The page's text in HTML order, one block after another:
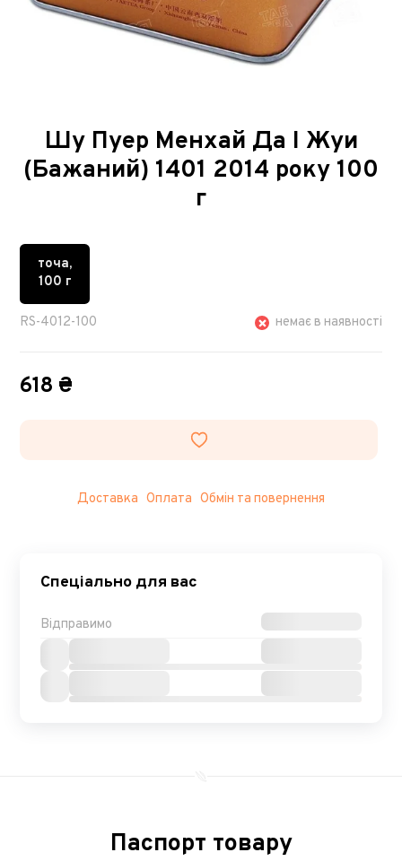
Шу Пуер Менхай Да І Жуи
(Бажаний) 1401 2014 року 100
г
точа,
100 г
RS-4012-100 немає в наявності
618 ₴
Доставка Оплата Обмін та повернення
Спеціально для вас
Відправимо
Паспорт товару